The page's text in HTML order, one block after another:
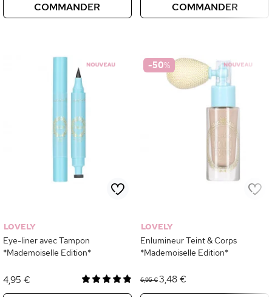
COMMANDER COMMANDER
LOVELY
Eye-liner avec Tampon
*Mademoiselle Edition*
4,95 €
-50%
LOVELY
Enlumineur Teint & Corps
*Mademoiselle Edition*
6,95 €3,48 €